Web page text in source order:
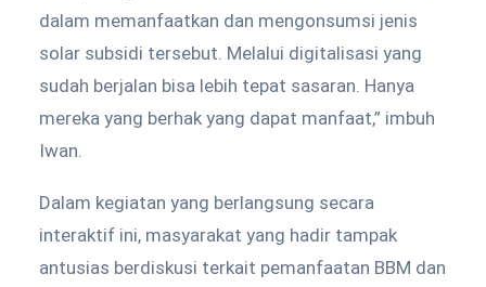
dalam memanfaatkan dan mengonsumsi jenis
solar subsidi tersebut. Melalui digitalisasi yang
sudah berjalan bisa lebih tepat sasaran. Hanya
mereka yang berhak yang dapat manfaat,” imbuh
Iwan.
Dalam kegiatan yang berlangsung secara
interaktif ini, masyarakat yang hadir tampak
antusias berdiskusi terkait pemanfaatan BBM dan